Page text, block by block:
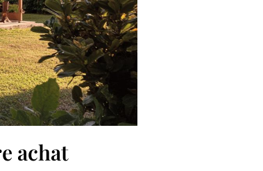
achat